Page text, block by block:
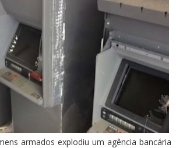
armados explodiu um agência bancária